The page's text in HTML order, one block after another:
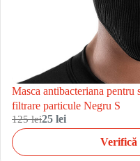
Masca antibacteriana
filtrare particule Negru S
125 lei25 lei
Verifică